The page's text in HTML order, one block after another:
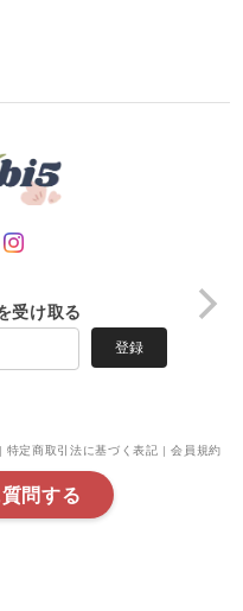
受け取る
登録
| 特定商取引法に基づく表記 |会員規約
問する